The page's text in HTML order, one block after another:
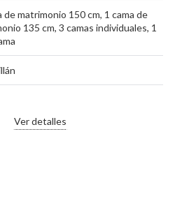
de matrimonio 150 cm, 1 cama de
135 cm, 3 camas individuales, 1
Ver detalles